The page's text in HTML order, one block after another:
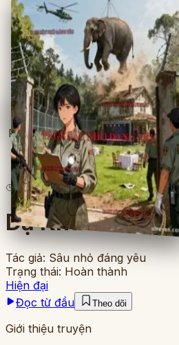
Full
7lượt đọc· 8chương
Dạ Khúc Dã Thú
Tác giả: Sâu nhỏ đáng yêu
Trạng thái: Hoàn thành
Hiện đại
Đọc từ đầu
Theo dõi
Giới thiệu truyện